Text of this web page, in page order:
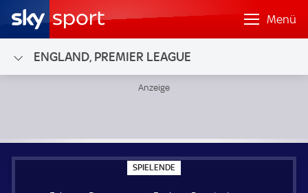
Menü
ENGLAND, PREMIER LEAGUE
SPIELENDE
P